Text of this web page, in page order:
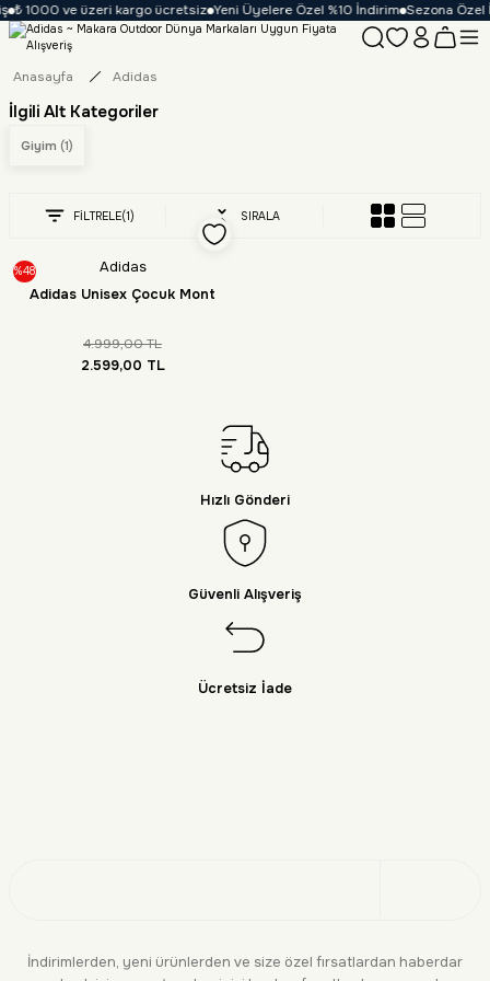
₺ 1000 ve üzeri kargo ücretsiz Yeni Üyelere Özel %10 İndirim Sezona Özel
Anasayfa Adidas
İlgili Alt Kategoriler
Giyim (1)
FİLTRELE(1) SIRALA
%48
Adidas
Adidas Unisex Çocuk Mont
4.999,00 TL
2.599,00 TL
Hızlı Gönderi
Güvenli Alışveriş
Ücretsiz İade
İndirimlerden, yeni ürünlerden ve size özel fırsatlardan haberdar